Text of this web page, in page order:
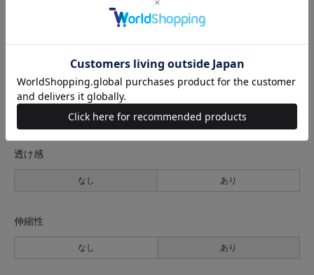
薄手 普通 厚手
裏地
なし あり
透け感
なし あり
伸縮性
なし あり